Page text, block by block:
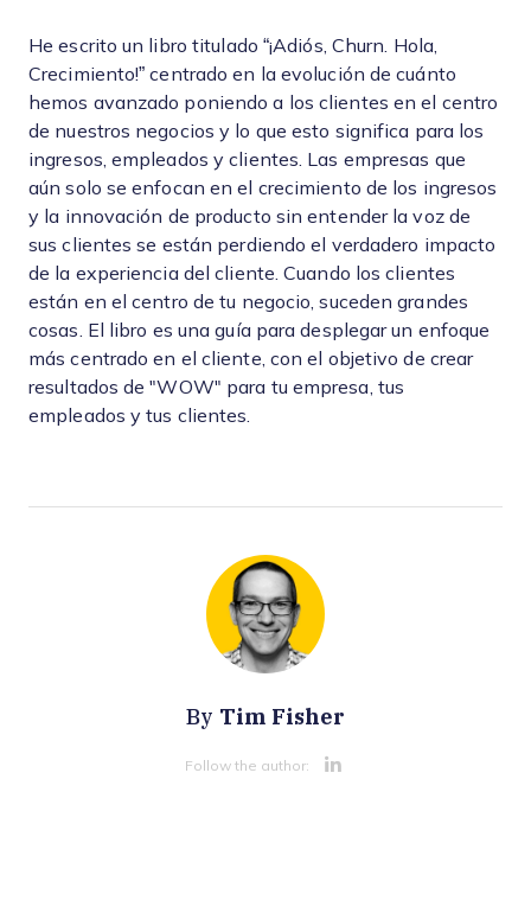
He escrito un libro titulado “¡Adiós, Churn. Hola,
Crecimiento!” centrado en la evolución de cuánto
hemos avanzado poniendo a los clientes en el centro
de nuestros negocios y lo que esto significa para los
ingresos, empleados y clientes. Las empresas que
aún solo se enfocan en el crecimiento de los ingresos
y la innovación de producto sin entender la voz de
sus clientes se están perdiendo el verdadero impacto
de la experiencia del cliente. Cuando los clientes
están en el centro de tu negocio, suceden grandes
cosas. El libro es una guía para desplegar un enfoque
más centrado en el cliente, con el objetivo de crear
resultados de "WOW" para tu empresa, tus
empleados y tus clientes.
By Tim Fisher
Follow the author: